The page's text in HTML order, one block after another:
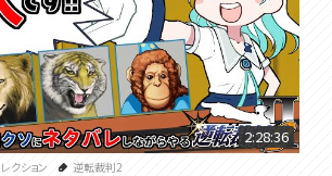
2:28:36
クション 逆転裁判2